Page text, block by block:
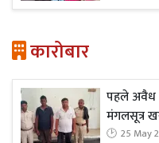
कारोबार
पहले अवैध
मंगलसूत्र
25 May